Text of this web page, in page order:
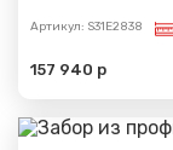
Артикул: S31E2838
157 940 р